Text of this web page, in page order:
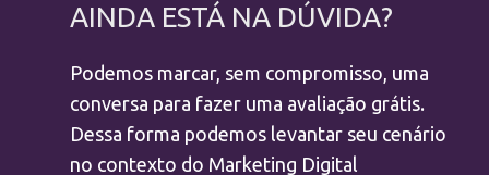
AINDA ESTÁ NA DÚVIDA?
Podemos marcar, sem compromisso, uma
conversa para fazer uma avaliação grátis.
Dessa forma podemos levantar seu cenário
no contexto do Marketing Digital